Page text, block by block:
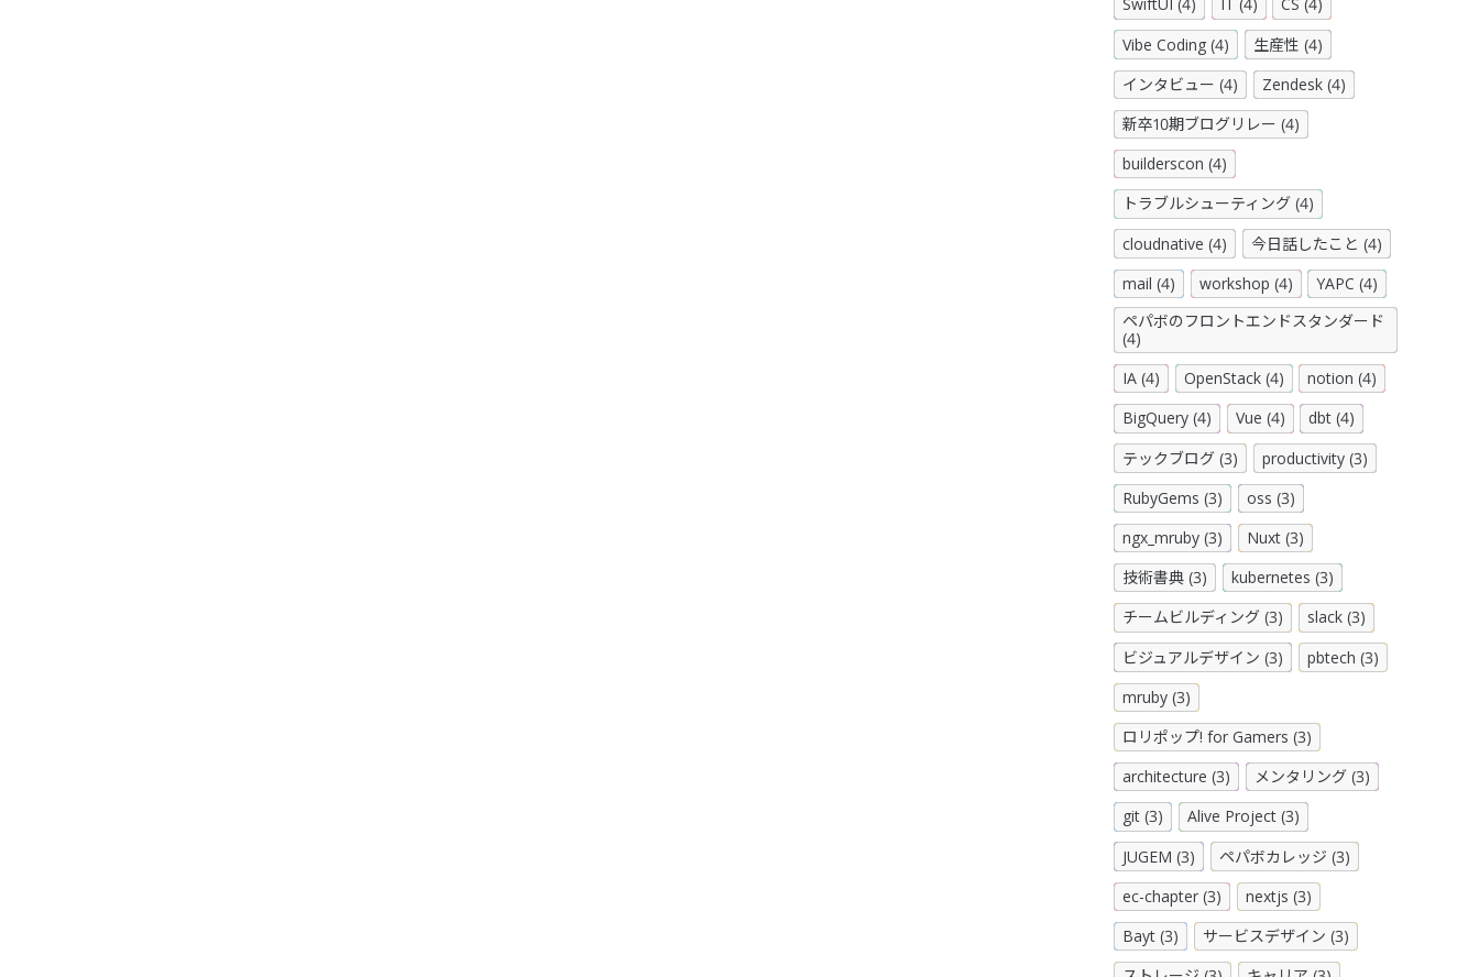
SwiftUI (4)
IT (4)
CS (4)
Vibe Coding (4)
生産性 (4)
インタビュー (4)
Zendesk (4)
新卒10期ブログリレー (4)
builderscon (4)
トラブルシューティング (4)
cloudnative (4)
今日話したこと (4)
mail (4)
workshop (4)
YAPC (4)
ペパボのフロントエンドスタンダード
(4)
IA (4)
OpenStack (4)
notion (4)
BigQuery (4)
Vue (4)
dbt (4)
テックブログ (3)
productivity (3)
RubyGems (3)
oss (3)
ngx_mruby (3)
Nuxt (3)
技術書典 (3)
kubernetes (3)
チームビルディング (3)
slack (3)
ビジュアルデザイン (3)
pbtech (3)
mruby (3)
ロリポップ! for Gamers (3)
architecture (3)
メンタリング (3)
git (3)
Alive Project (3)
JUGEM (3)
ペパボカレッジ (3)
ec-chapter (3)
nextjs (3)
Bayt (3)
サービスデザイン (3)